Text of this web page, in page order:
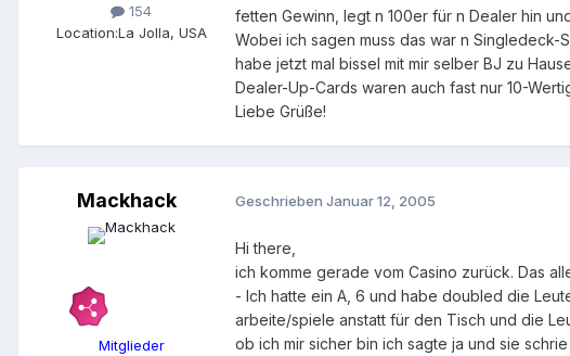
154
Location:La Jolla, USA
fetten Gewinn, legt n 100er für n Dealer hin
Wobei ich sagen muss das war n Singledeck-
habe jetzt mal bissel mit mir selber BJ zu
Dealer-Up-Cards waren auch fast nur 10-
Liebe Grüße!
Mackhack
Mitglieder
Geschrieben Januar 12, 2005
Hi there,
ich komme gerade vom Casino zurück. Das
- Ich hatte ein A, 6 und habe doubled die
arbeite/spiele anstatt für den Tisch und die
ob ich mir sicher bin ich sagte ja und sie